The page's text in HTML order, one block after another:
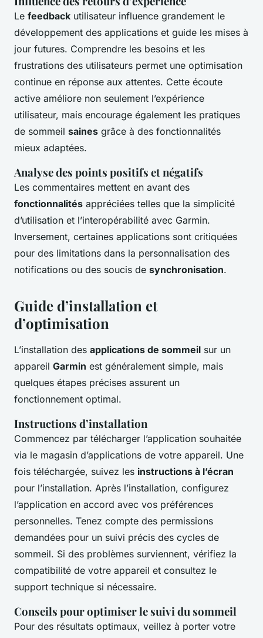
Le feedback utilisateur influence grandement le
développement des applications et guide les mises à
jour futures. Comprendre les besoins et les
frustrations des utilisateurs permet une optimisation
continue en réponse aux attentes. Cette écoute
active améliore non seulement l’expérience
utilisateur, mais encourage également les pratiques
de sommeil saines grâce à des fonctionnalités
mieux adaptées.
Analyse des points positifs et négatifs
Les commentaires mettent en avant des
fonctionnalités appréciées telles que la simplicité
d’utilisation et l’interopérabilité avec Garmin.
Inversement, certaines applications sont critiquées
pour des limitations dans la personnalisation des
notifications ou des soucis de synchronisation.
Guide d’installation et
d’optimisation
L’installation des applications de sommeil sur un
appareil Garmin est généralement simple, mais
quelques étapes précises assurent un
fonctionnement optimal.
Instructions d’installation
Commencez par télécharger l’application souhaitée
via le magasin d’applications de votre appareil. Une
fois téléchargée, suivez les instructions à l’écran
pour l’installation. Après l’installation, configurez
l’application en accord avec vos préférences
personnelles. Tenez compte des permissions
demandées pour un suivi précis des cycles de
sommeil. Si des problèmes surviennent, vérifiez la
compatibilité de votre appareil et consultez le
support technique si nécessaire.
Conseils pour optimiser le suivi du sommeil
Pour des résultats optimaux, veillez à porter votre